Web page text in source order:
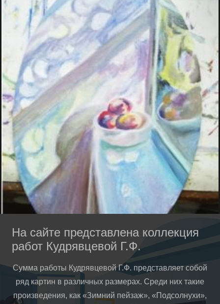
На сайте представлена коллекция
работ Кудрявцевой Г.Ф.
Сумма работы Кудрявцевой Г.Ф. представляет собой
ряд картин в различных размерах. Среди них такие
произведения, как «Зимний пейзаж», «Подсолнухи»,